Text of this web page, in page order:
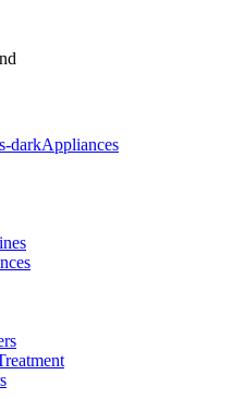
Appliances